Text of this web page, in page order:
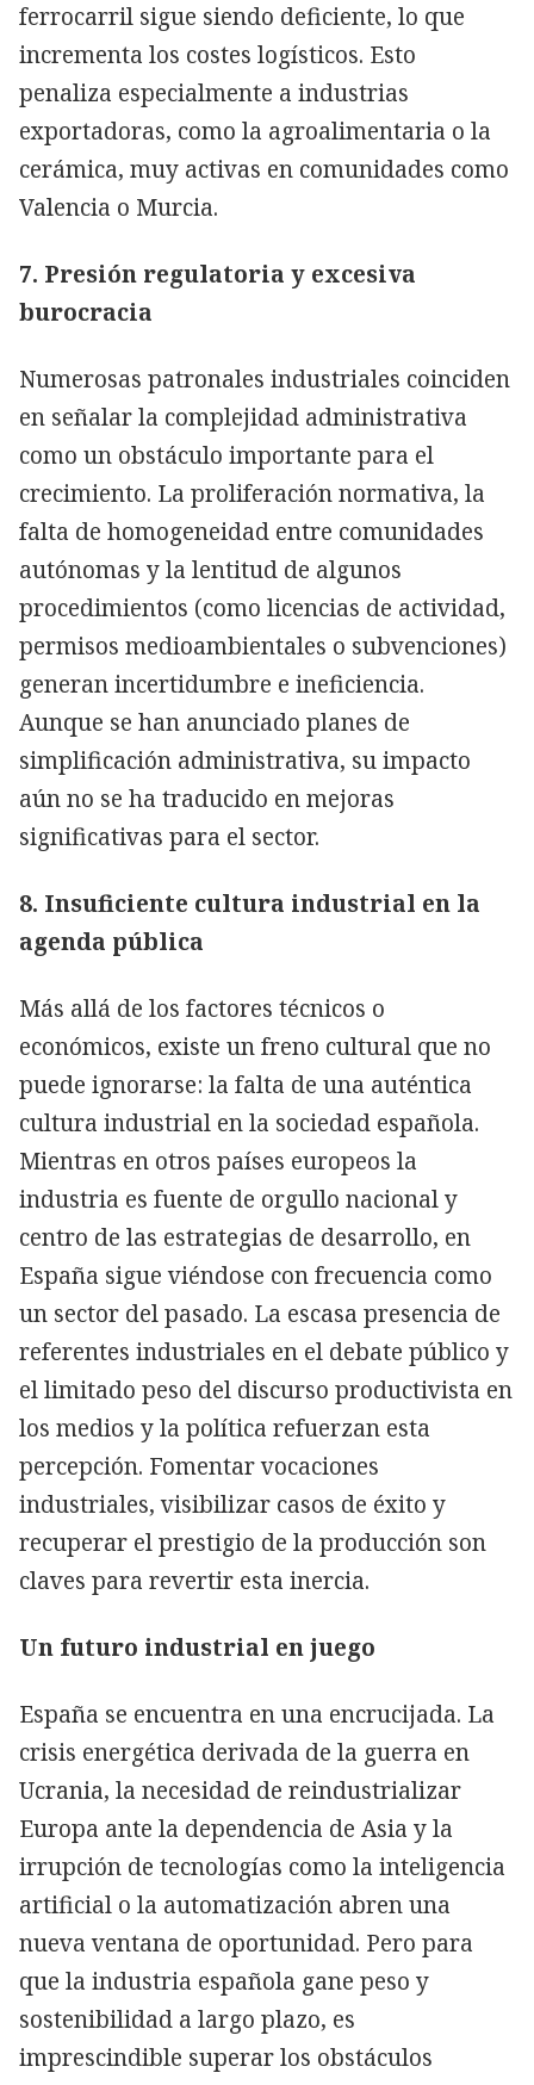
ferrocarril sigue siendo deficiente, lo que
incrementa los costes logísticos. Esto
penaliza especialmente a industrias
exportadoras, como la agroalimentaria o la
cerámica, muy activas en comunidades como
Valencia o Murcia.
7. Presión regulatoria y excesiva
burocracia
Numerosas patronales industriales coinciden
en señalar la complejidad administrativa
como un obstáculo importante para el
crecimiento. La proliferación normativa, la
falta de homogeneidad entre comunidades
autónomas y la lentitud de algunos
procedimientos (como licencias de actividad,
permisos medioambientales o subvenciones)
generan incertidumbre e ineficiencia.
Aunque se han anunciado planes de
simplificación administrativa, su impacto
aún no se ha traducido en mejoras
significativas para el sector.
8. Insuficiente cultura industrial en la
agenda pública
Más allá de los factores técnicos o
económicos, existe un freno cultural que no
puede ignorarse: la falta de una auténtica
cultura industrial en la sociedad española.
Mientras en otros países europeos la
industria es fuente de orgullo nacional y
centro de las estrategias de desarrollo, en
España sigue viéndose con frecuencia como
un sector del pasado. La escasa presencia de
referentes industriales en el debate público y
el limitado peso del discurso productivista en
los medios y la política refuerzan esta
percepción. Fomentar vocaciones
industriales, visibilizar casos de éxito y
recuperar el prestigio de la producción son
claves para revertir esta inercia.
Un futuro industrial en juego
España se encuentra en una encrucijada. La
crisis energética derivada de la guerra en
Ucrania, la necesidad de reindustrializar
Europa ante la dependencia de Asia y la
irrupción de tecnologías como la inteligencia
artificial o la automatización abren una
nueva ventana de oportunidad. Pero para
que la industria española gane peso y
sostenibilidad a largo plazo, es
imprescindible superar los obstáculos